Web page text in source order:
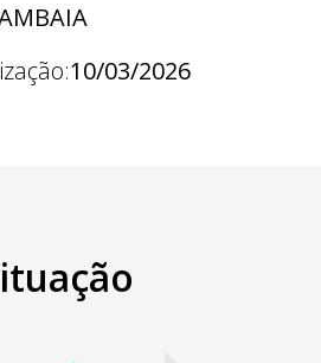
10/03/2026